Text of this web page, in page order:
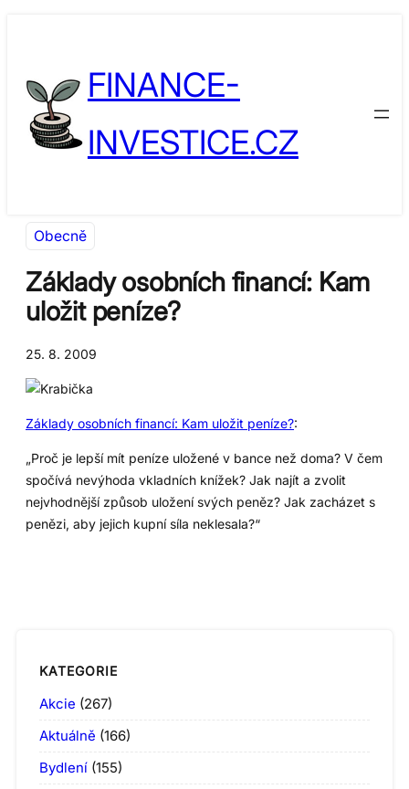
FINANCE-
INVESTICE.CZ
Obecně
Základy osobních financí: Kam
uložit peníze?
25. 8. 2009
Základy osobních financí: Kam uložit peníze?:
„Proč je lepší mít peníze uložené v bance než doma? V čem
spočívá nevýhoda vkladních knížek? Jak najít a zvolit
nejvhodnější způsob uložení svých peněz? Jak zacházet s
penězi, aby jejich kupní síla neklesala?“
KATEGORIE
Akcie (267)
Aktuálně (166)
Bydlení (155)